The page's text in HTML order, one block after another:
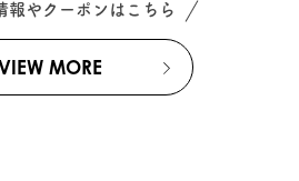
報やクーポンはこちら
MORE